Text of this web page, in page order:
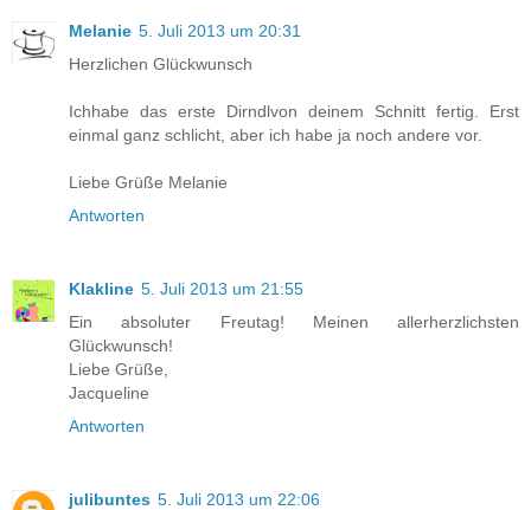
Melanie 5. Juli 2013 um 20:31
Herzlichen Glückwunsch
Ichhabe das erste Dirndlvon deinem Schnitt fertig. Erst
einmal ganz schlicht, aber ich habe ja noch andere vor.
Liebe Grüße Melanie
Antworten
Klakline 5. Juli 2013 um 21:55
Ein absoluter Freutag! Meinen allerherzlichsten
Glückwunsch!
Liebe Grüße,
Jacqueline
Antworten
julibuntes 5. Juli 2013 um 22:06